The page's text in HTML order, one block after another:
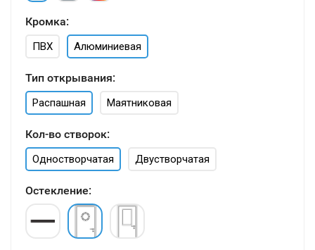
Кромка:
ПВХ Алюминиевая
Тип открывания:
Распашная Маятниковая
Кол-во створок:
Одностворчатая Двустворчатая
Остекление: